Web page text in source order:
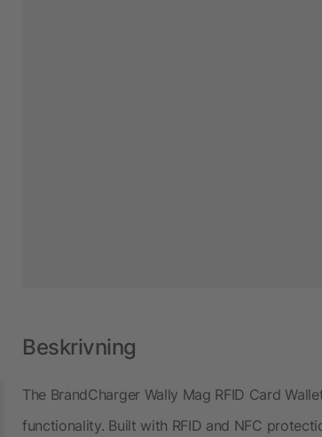
Beskrivning
The BrandCharger Wally Mag RFID Card
functionality. Built with RFID and NFC